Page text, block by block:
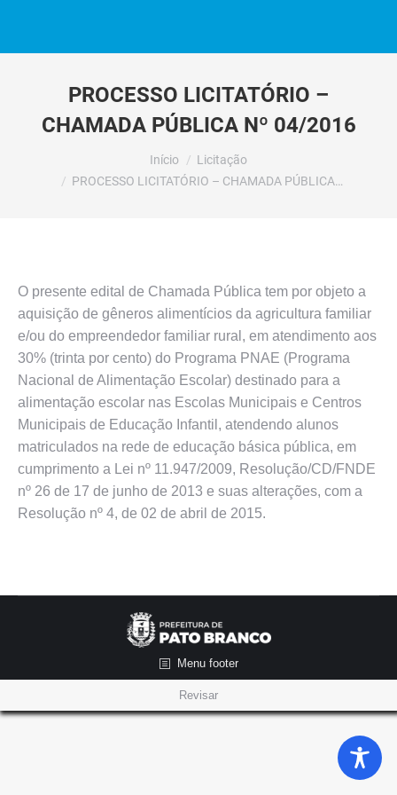
PROCESSO LICITATÓRIO –
CHAMADA PÚBLICA Nº 04/2016
Início
Licitação
PROCESSO LICITATÓRIO – CHAMADA PÚBLICA…
O presente edital de Chamada Pública tem por objeto a
aquisição de gêneros alimentícios da agricultura familiar
e/ou do empreendedor familiar rural, em atendimento aos
30% (trinta por cento) do Programa PNAE (Programa
Nacional de Alimentação Escolar) destinado para a
alimentação escolar nas Escolas Municipais e Centros
Municipais de Educação Infantil, atendendo alunos
matriculados na rede de educação básica pública, em
cumprimento a Lei nº 11.947/2009, Resolução/CD/FNDE
nº 26 de 17 de junho de 2013 e suas alterações, com a
Resolução nº 4, de 02 de abril de 2015.
Menu footer
Revisar